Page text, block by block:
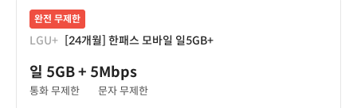
완전 무제한
LGU+ [24개월] 한패스 모바일 일5GB+
일 5GB+ 5Mbps
통화 무제한 문자 무제한